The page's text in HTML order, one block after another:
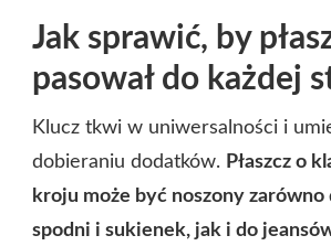
Jak sprawić, by
pasował do każdej
Klucz tkwi w uniwersalności i
dobieraniu dodatków. Płaszcz o
kroju może być noszony
spodni i sukienek, jak i do